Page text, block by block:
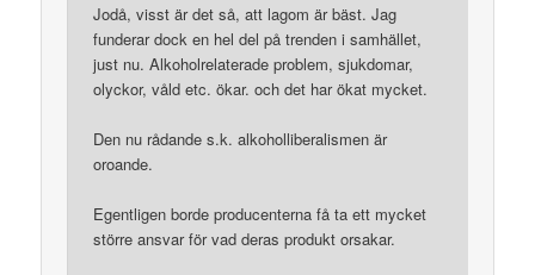
Jodå, visst är det så, att lagom är bäst. Jag
funderar dock en hel del på trenden i samhället,
just nu. Alkoholrelaterade problem, sjukdomar,
olyckor, våld etc. ökar. och det har ökat mycket.
Den nu rådande s.k. alkoholliberalismen är
oroande.
Egentligen borde producenterna få ta ett mycket
större ansvar för vad deras produkt orsakar.